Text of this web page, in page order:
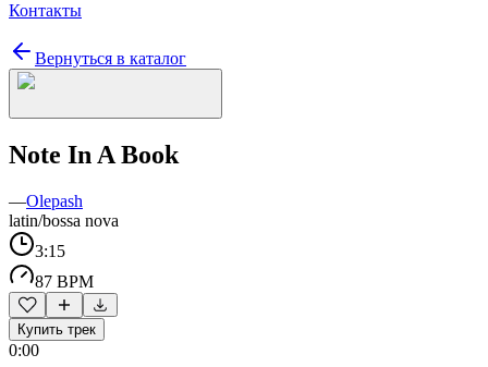
Контакты
Вернуться в каталог
Note In A Book
—Olepash
latin/bossa nova
3:15
87 BPM
Купить трек
0:00